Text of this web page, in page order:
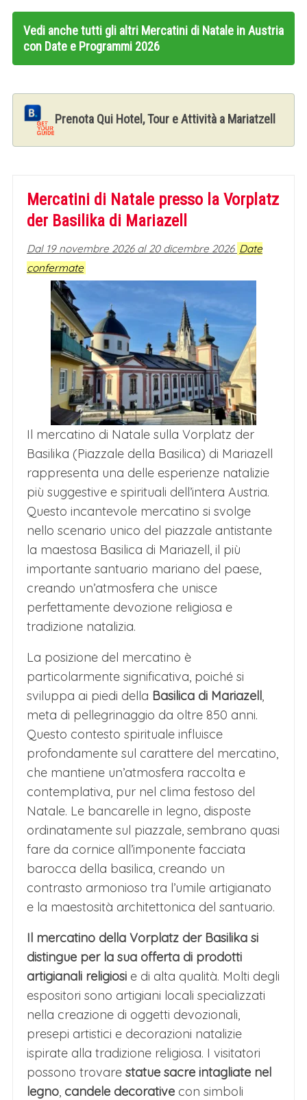
Vedi anche tutti gli altri Mercatini di Natale in Austria
con Date e Programmi 2026
Prenota Qui Hotel, Tour e Attività a Mariatzell
Mercatini di Natale presso la Vorplatz
der Basilika di Mariazell
Dal 19 novembre 2026 al 20 dicembre 2026 Date
confermate
Il mercatino di Natale sulla Vorplatz der
Basilika (Piazzale della Basilica) di Mariazell
rappresenta una delle esperienze natalizie
più suggestive e spirituali dell’intera Austria.
Questo incantevole mercatino si svolge
nello scenario unico del piazzale antistante
la maestosa Basilica di Mariazell, il più
importante santuario mariano del paese,
creando un’atmosfera che unisce
perfettamente devozione religiosa e
tradizione natalizia.
La posizione del mercatino è
particolarmente significativa, poiché si
sviluppa ai piedi della Basilica di Mariazell,
meta di pellegrinaggio da oltre 850 anni.
Questo contesto spirituale influisce
profondamente sul carattere del mercatino,
che mantiene un’atmosfera raccolta e
contemplativa, pur nel clima festoso del
Natale. Le bancarelle in legno, disposte
ordinatamente sul piazzale, sembrano quasi
fare da cornice all’imponente facciata
barocca della basilica, creando un
contrasto armonioso tra l’umile artigianato
e la maestosità architettonica del santuario.
Il mercatino della Vorplatz der Basilika si
distingue per la sua offerta di prodotti
artigianali religiosi e di alta qualità. Molti degli
espositori sono artigiani locali specializzati
nella creazione di oggetti devozionali,
presepi artistici e decorazioni natalizie
ispirate alla tradizione religiosa. I visitatori
possono trovare statue sacre intagliate nel
legno, candele decorative con simboli